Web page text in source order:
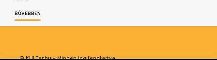
BŐVEBBEN
© KULTer.hu – Minden jog fenntartva